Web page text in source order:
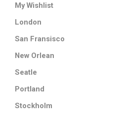
My Wishlist
London
San Fransisco
New Orlean
Seatle
Portland
Stockholm